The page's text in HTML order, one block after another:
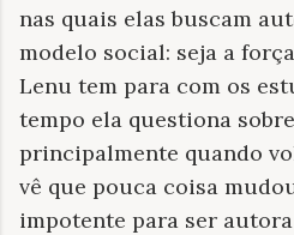
nas quais elas buscam
modelo social: seja a
Lenu tem para com os
tempo ela questiona
principalmente quando
vê que pouca coisa
impotente para ser